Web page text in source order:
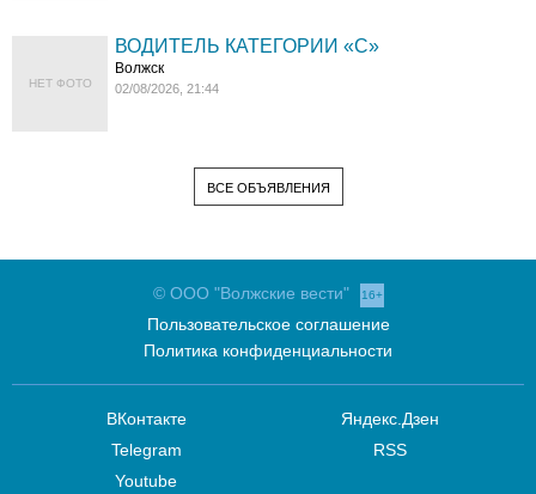
НЕТ ФОТО
ВОДИТЕЛЬ КАТЕГОРИИ «C»
Волжск
02/08/2026, 21:44
ВСЕ ОБЪЯВЛЕНИЯ
© ООО "Волжские вести" 16+
Пользовательское соглашение
Политика конфиденциальности
ВКонтакте
Telegram
Youtube
Яндекс.Дзен
RSS